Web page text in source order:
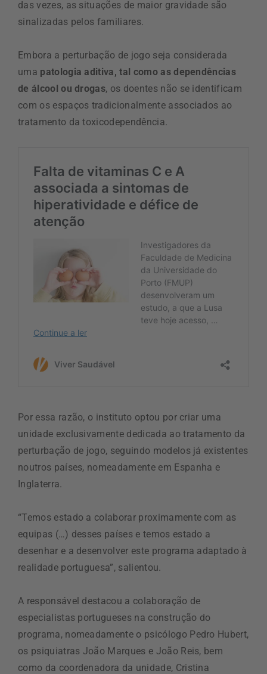
das vezes, as situações de maior gravidade são
sinalizadas pelos familiares.
Embora a perturbação de jogo seja considerada
uma patologia aditiva, tal como as dependências
de álcool ou drogas, os doentes não se identificam
com os espaços tradicionalmente associados ao
tratamento da toxicodependência.
Por essa razão, o instituto optou por criar uma
unidade exclusivamente dedicada ao tratamento da
perturbação de jogo, seguindo modelos já existentes
noutros países, nomeadamente em Espanha e
Inglaterra.
“Temos estado a colaborar proximamente com as
equipas (…) desses países e temos estado a
desenhar e a desenvolver este programa adaptado à
realidade portuguesa”, salientou.
A responsável destacou a colaboração de
especialistas portugueses na construção do
programa, nomeadamente o psicólogo Pedro Hubert,
os psiquiatras João Marques e João Reis, bem
como da coordenadora da unidade, Cristina